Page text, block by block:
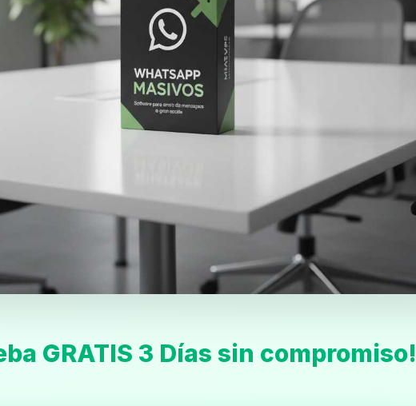
Inicio
Casting
Bershka
SHEIN
GRATIS 3 Días sin compromiso!